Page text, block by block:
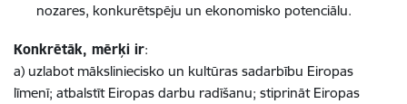
nozares, konkurētspēju un ekonomisko potenciālu.
Konkrētāk, mērķi ir:
a) uzlabot māksliniecisko un kultūras sadarbību Eiropas
līmenī; atbalstīt Eiropas darbu radīšanu; stiprināt Eiropas